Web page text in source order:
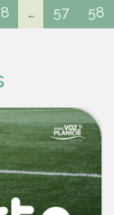
8 ... 57 58